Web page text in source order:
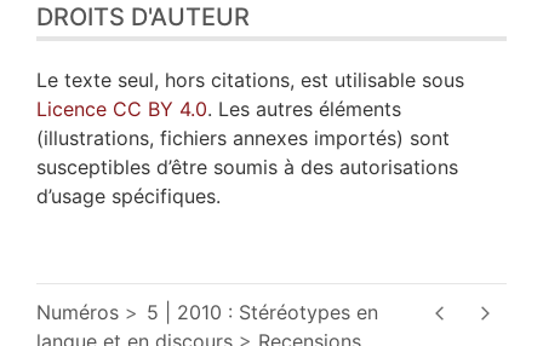
DROITS D'AUTEUR
Le texte seul, hors citations, est utilisable sous
Licence CC BY 4.0. Les autres éléments
(illustrations, fichiers annexes importés) sont
susceptibles d’être soumis à des autorisations
d’usage spécifiques.
Numéros
5 | 2010 : Stéréotypes en
langue et en discours
Recensions